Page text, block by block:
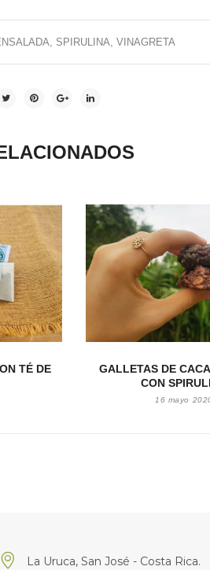
, SPIRULINA, VINAGRETA
TÉ DE
GALLETAS DE
CON
16 mayo
La Uruca, San José - Costa Rica.